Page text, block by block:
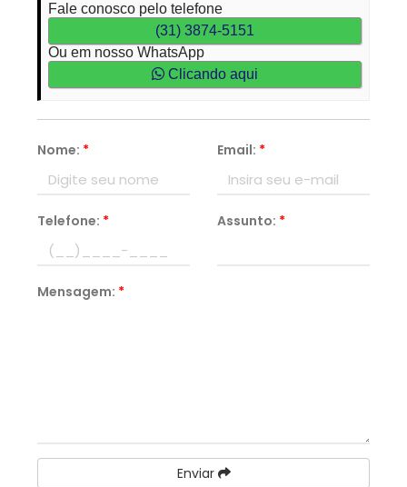
Fale conosco pelo telefone
(31) 3874-5151
Ou em nosso WhatsApp
Clicando aqui
Nome: * Email: *
Telefone: * Assunto: *
Mensagem: *
Enviar